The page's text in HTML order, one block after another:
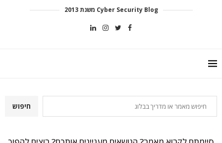
Cyber Security Blog משנת 2013
חיפוש